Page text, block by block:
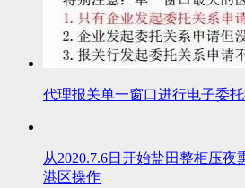
代理报关单一窗口进行电子委
从2020.7.6日开始盐田整柜压
港区操作